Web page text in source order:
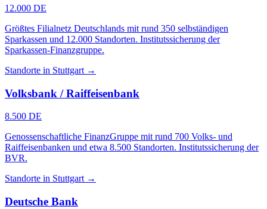
12.000 DE
Größtes Filialnetz Deutschlands mit rund 350 selbständigen
Sparkassen und 12.000 Standorten. Institutssicherung der
Sparkassen-Finanzgruppe.
Standorte in Stuttgart →
Volksbank / Raiffeisenbank
8.500 DE
Genossenschaftliche FinanzGruppe mit rund 700 Volks- und
Raiffeisenbanken und etwa 8.500 Standorten. Institutssicherung der
BVR.
Standorte in Stuttgart →
Deutsche Bank